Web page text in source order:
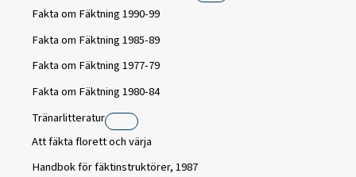
Fakta om Fäktning 1990-99
Fakta om Fäktning 1985-89
Fakta om Fäktning 1977-79
Fakta om Fäktning 1980-84
Tränarlitteratur
Att fäkta florett och värja
Handbok för fäktinstruktörer, 1987